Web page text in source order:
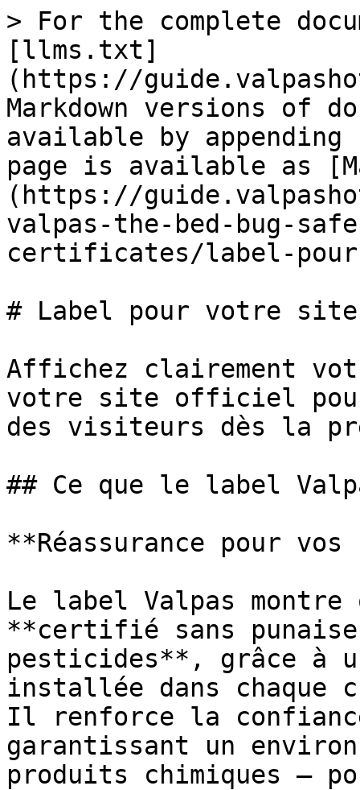
> For the complete
[llms.txt]
(https://
Markdown versions of
available by
page is available as
(https://
valpas-the-bed-bug-
certificates/label-
# Label pour votre site
Affichez clairement
votre site officiel
des visiteurs dès la
## Ce que le label
**Réassurance pour
Le label Valpas
**certifié sans
pesticides**, grâce à
installée dans chaque
Il renforce la
garantissant un
produits chimiques —